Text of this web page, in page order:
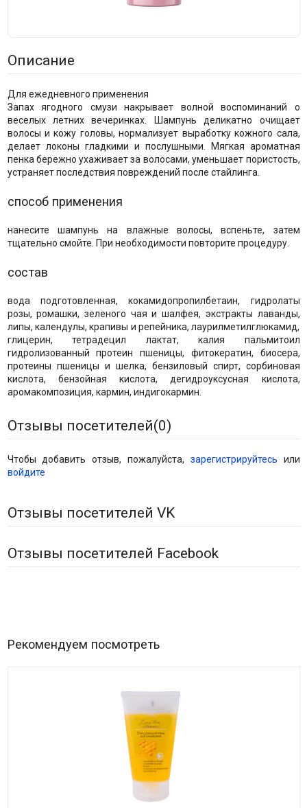
Описание
Для ежедневного применения
Запах ягодного смузи накрывает волной воспоминаний о
веселых летних вечеринках. Шампунь деликатно очищает
волосы и кожу головы, нормализует выработку кожного сала,
делает локоны гладкими и послушными. Мягкая ароматная
пенка бережно ухаживает за волосами, уменьшает пористость,
устраняет последствия повреждений после стайлинга.
способ применения
нанесите шампунь на влажные волосы, вспеньте, затем
тщательно смойте. При необходимости повторите процедуру.
состав
вода подготовленная, кокамидопропилбетаин, гидролаты
розы, ромашки, зеленого чая и шалфея, экстракты лаванды,
липы, календулы, крапивы и репейника, лаурилметилглюкамид,
глицерин, тетрадецил лактат, калия пальмитоил
гидролизованный протеин пшеницы, фитокератин, биосера,
протеины пшеницы и шелка, бензиловый спирт, сорбиновая
кислота, бензойная кислота, дегидроуксусная кислота,
аромакомпозиция, кармин, индигокармин.
Отзывы посетителей(0)
Чтобы добавить отзыв, пожалуйста, зарегистрируйтесь или
войдите
Отзывы посетителей VK
Отзывы посетителей Facebook
Рекомендуем посмотреть